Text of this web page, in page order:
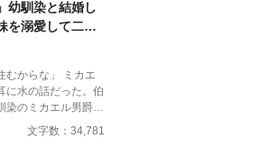
幼馴染と結婚し
を溺愛して二人
な」 ミカエ
に水の話だった。伯
染のミカエル男爵家
。だがミカエルの
文字数：34,781